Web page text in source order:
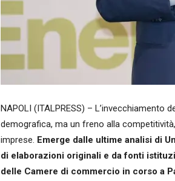
NAPOLI (ITALPRESS) – L’invecchiamento
demografica, ma un freno alla
imprese. Emerge dalle ultime analisi di
di elaborazioni originali e da fonti
delle Camere di commercio in corso a